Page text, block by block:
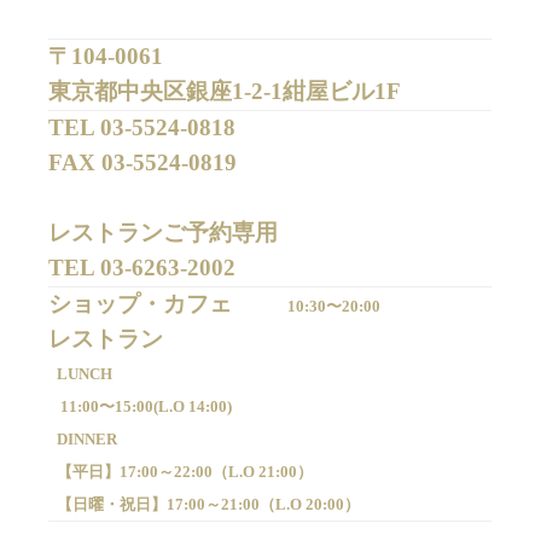
〒104-0061
東京都中央区銀座1-2-1紺屋ビル1F
TEL 03-5524-0818
FAX 03-5524-0819
レストランご予約専用
TEL 03-6263-2002
ショップ・カフェ
10:30〜20:00
LUNCH
11:00〜15:00(L.O 14:00)
DINNER
【平日】 17:00～22:00（L.O 21:00）
【日曜・祝日】 17:00～21:00（L.O 20:00）